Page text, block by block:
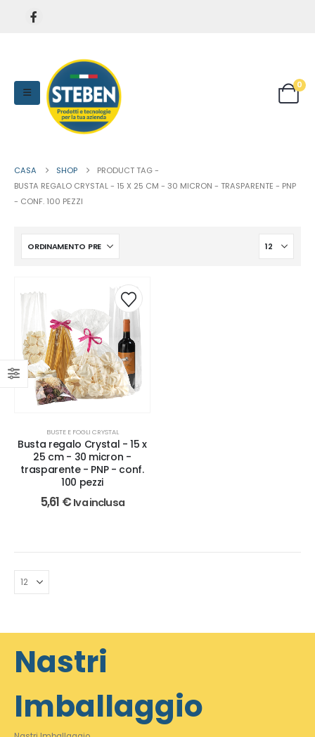
0
CASA SHOP
PRODUCT TAG -
BUSTA REGALO CRYSTAL - 15 X 25 CM - 30 MICRON - TRASPARENTE - PNP
- CONF. 100 PEZZI
BUSTE E FOGLI CRYSTAL
Busta regalo Crystal - 15 x
25 cm - 30 micron -
trasparente - PNP - conf.
100 pezzi
5,61 € Iva inclusa
Nastri
Imballaggio